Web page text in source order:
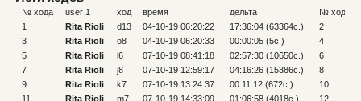
№ хода user 1 ход время дельта
№ хода
1
Rita Rioli d13 04-10-19 06:20:22 17:36:04 (63364c.)
2
3
Rita Rioli o8 04-10-19 06:20:33 00:00:05 (5c.)
4
5
Rita Rioli l6 07-10-19 08:41:18 02:57:30 (10650c.)
6
7
Rita Rioli j8 07-10-19 12:59:17 04:16:26 (15386c.)
8
9
Rita Rioli k7 07-10-19 13:24:37 00:11:12 (672c.)
10
11
Rita Rioli m7 07-10-19 14:33:09 01:06:58 (4018c.)
12